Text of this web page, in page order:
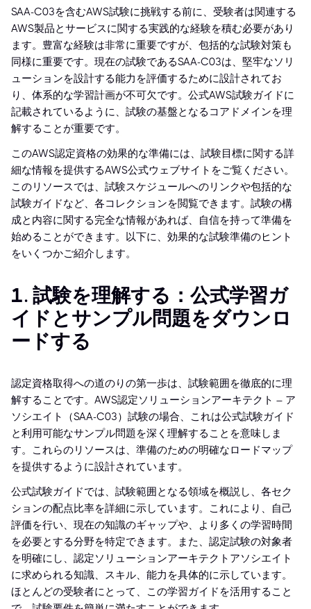
SAA-C03を含むAWS試験に挑戦する前に、受験者は関連する
AWS製品とサービスに関する実践的な経験を積む必要があり
ます。豊富な経験は非常に重要ですが、包括的な試験対策も
同様に重要です。現在の試験であるSAA-C03は、堅牢なソリ
ューションを設計する能力を評価するために設計されてお
り、体系的な学習計画が不可欠です。公式AWS試験ガイドに
記載されているように、試験の基盤となるコアドメインを理
解することが重要です。
このAWS認定資格の効果的な準備には、試験目標に関する詳
細な情報を提供するAWS公式ウェブサイトをご覧ください。
このリソースでは、試験スケジュールへのリンクや包括的な
試験ガイドなど、各コレクションを閲覧できます。試験の構
成と内容に関する完全な情報があれば、自信を持って準備を
始めることができます。以下に、効果的な試験準備のヒント
をいくつかご紹介します。
1. 試験を理解する：公式学習ガ
イドとサンプル問題をダウンロ
ードする
認定資格取得への道のりの第一歩は、試験範囲を徹底的に理
解することです。AWS認定ソリューションアーキテクト – ア
ソシエイト（SAA-C03）試験の場合、これは公式試験ガイド
と利用可能なサンプル問題を深く理解することを意味しま
す。これらのリソースは、準備のための明確なロードマップ
を提供するように設計されています。
公式試験ガイドでは、試験範囲となる領域を概説し、各セク
ションの配点比率を詳細に示しています。これにより、自己
評価を行い、現在の知識のギャップや、より多くの学習時間
を必要とする分野を特定できます。また、認定試験の対象者
を明確にし、認定ソリューションアーキテクトアソシエイト
に求められる知識、スキル、能力を具体的に示しています。
ほとんどの受験者にとって、この学習ガイドを活用すること